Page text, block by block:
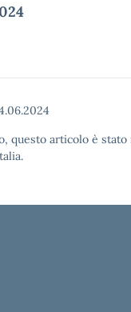
questo articolo è